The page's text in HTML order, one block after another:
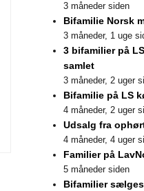
3 måneder siden
Bifamilie Norsk
3 måneder, 1 uge
3 bifamilier på
samlet
3 måneder, 2 uger
Bifamilie på LS
4 måneder, 2 uger
Udsalg fra
4 måneder, 4 uger
Familier på
5 måneder siden
Bifamilier